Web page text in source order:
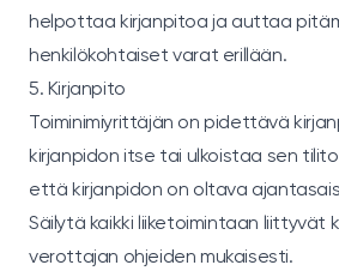
helpottaa kirjanpitoa ja auttaa
henkilökohtaiset varat erillään.
5. Kirjanpito
Toiminimiyrittäjän on pidettävä
kirjanpidon itse tai ulkoistaa sen
että kirjanpidon on oltava
Säilytä kaikki liiketoimintaan
verottajan ohjeiden mukaisesti.